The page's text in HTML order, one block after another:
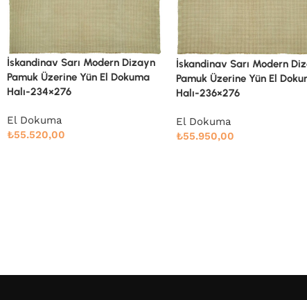
İskandinav Sarı Modern Dizayn
Pamuk Üzerine Yün El Dokuma
Halı-236×276
El Dokuma
₺55.950,00
İskandinav Bej Çizgili Pamuk
Üzerine Yün El Dokuma
Halı-178×267